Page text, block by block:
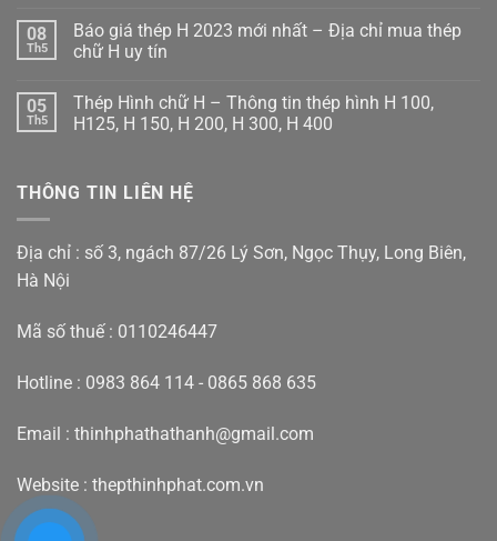
bình
luận
ở
–
Thông
chữ
I100
I200,
I250,
08
Th5
Báo giá thép H 2023 mới nhất – Địa chỉ mua thép
chữ H uy tín
bình
luận
ở
H
2023
–
Địa
H
05
Th5
Thép Hình chữ H – Thông tin thép hình H 100,
H125, H 150, H 200, H 300, H 400
luận
ở
chữ
H
hình
H125,
H
200,
H
400
THÔNG TIN LIÊN HỆ
Địa chỉ : số 3, ngách 87/26 Lý Sơn, Ngọc Thụy, Long Biên,
Hà Nội
Mã số thuế : 0110246447
Hotline : 0983 864 114 - 0865 868 635
Email : thinhphathathanh@gmail.com
Website : thepthinhphat.com.vn